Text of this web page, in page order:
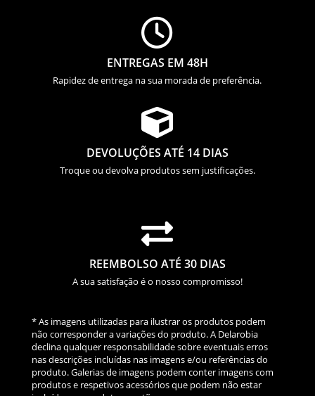

ENTREGAS EM 48H
Rapidez de entrega na sua morada de preferência.

DEVOLUÇÕES ATÉ 14 DIAS
Troque ou devolva produtos sem justificações.

REEMBOLSO ATÉ 30 DIAS
A sua satisfação é o nosso compromisso!
* As imagens utilizadas para ilustrar os produtos podem
não corresponder a variações do produto. A Delarobia
declina qualquer responsabilidade sobre eventuais erros
nas descrições incluídas nas imagens e/ou referências do
produto. Galerias de imagens podem conter imagens com
produtos e respetivos acessórios que podem não estar